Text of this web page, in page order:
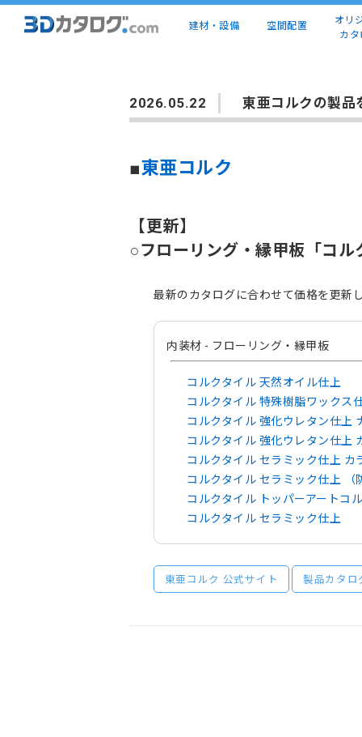
建材・設備 空間配置
オリ
カタ
2026.05.22 東亜コルクの製品
■東亜コルク
【更新】
○フローリング・縁甲板「コ
最新のカタログに合わせて価格を更新
内装材 - フローリング・縁甲板
コルクタイル 天然オイル仕上
コルクタイル 特殊樹脂ワックス
コルクタイル 強化ウレタン仕上
コルクタイル 強化ウレタン仕上
コルクタイル セラミック仕上 カ
コルクタイル セラミック仕上 （
コルクタイル トッパーアートコ
コルクタイル セラミック仕上
東亜コルク 公式サイト 製品カタロ